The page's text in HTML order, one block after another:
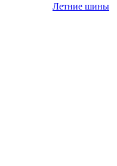
Летние шины